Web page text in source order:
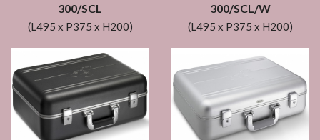
300/SCL
(L495 x P375 x H200)
300/SCL/W
(L495 x P375 x H200)